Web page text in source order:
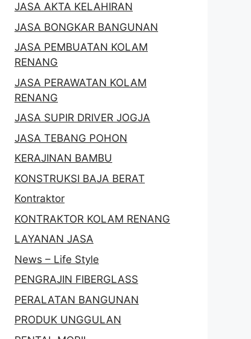
JASA AKTA KELAHIRAN
JASA BONGKAR BANGUNAN
JASA PEMBUATAN KOLAM
RENANG
JASA PERAWATAN KOLAM
RENANG
JASA SUPIR DRIVER JOGJA
JASA TEBANG POHON
KERAJINAN BAMBU
KONSTRUKSI BAJA BERAT
Kontraktor
KONTRAKTOR KOLAM RENANG
LAYANAN JASA
News – Life Style
PENGRAJIN FIBERGLASS
PERALATAN BANGUNAN
PRODUK UNGGULAN